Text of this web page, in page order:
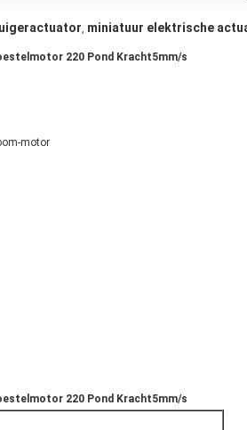
, miniatuur elektrische
220 Pond Kracht5mm/s
motor
220 Pond Kracht5mm/s